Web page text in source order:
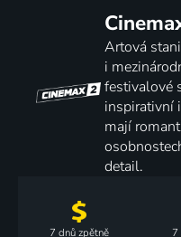
Artová
i
festivalové
inspirativní
mají
detail.
7 dnůzpětně 7